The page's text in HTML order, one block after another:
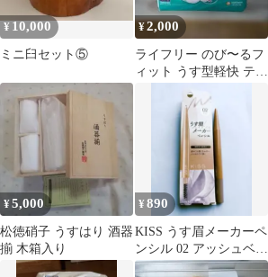
¥ 10,000
ミニ臼セット⑤
¥2,000
ライフリー のび〜るフ
ィット うす型軽快 テー
プ止め Lサイズ 20枚
¥5,000
松徳硝子 うすはり 酒器
揃 木箱入り
¥890
KISS うす眉メーカーペ
ンシル 02 アッシュベー
ジュ